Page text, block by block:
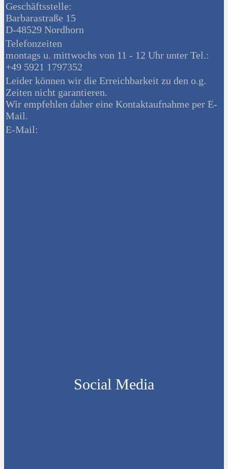
Geschäftsstelle:
Barbarastraße 15
D-48529 Nordhorn
Telefonzeiten
montags u. mittwochs von 11 - 12 Uhr unter Tel.:
+49 5921 1797352
Leider können wir die Erreichbarkeit zu den o.g.
Zeiten nicht garantieren.
Wir empfehlen daher eine Kontaktaufnahme per E-
Mail.
E-Mail:
Social Media